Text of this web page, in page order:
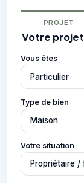
PROJET
Votre projet
Vous êtes
Type de bien
Votre situation